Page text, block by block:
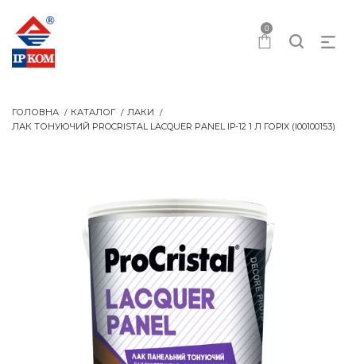
0
ГОЛОВНА КАТАЛОГ
ЛАКИ
ЛАК ТОНУЮЧИЙ PROCRISTAL LACQUER PANEL IР-12 1 Л ГОРІХ (I00100153)